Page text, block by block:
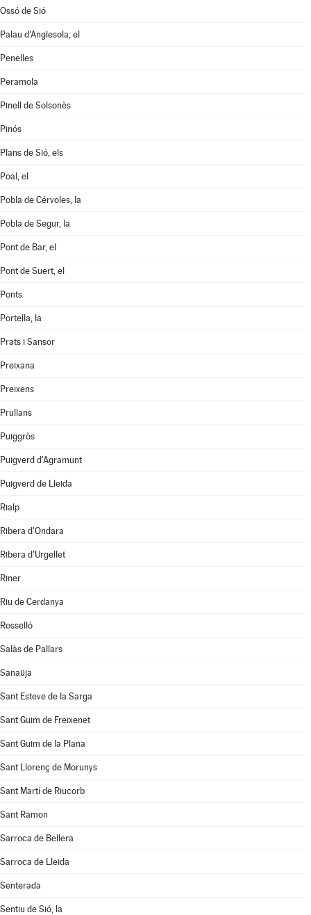
Ossó de Sió
Palau d'Anglesola, el
Penelles
Peramola
Pinell de Solsonès
Pinós
Plans de Sió, els
Poal, el
Pobla de Cérvoles, la
Pobla de Segur, la
Pont de Bar, el
Pont de Suert, el
Ponts
Portella, la
Prats i Sansor
Preixana
Preixens
Prullans
Puiggròs
Puigverd d'Agramunt
Puigverd de Lleida
Rialp
Ribera d'Ondara
Ribera d'Urgellet
Riner
Riu de Cerdanya
Rosselló
Salàs de Pallars
Sanaüja
Sant Esteve de la Sarga
Sant Guim de Freixenet
Sant Guim de la Plana
Sant Llorenç de Morunys
Sant Martí de Riucorb
Sant Ramon
Sarroca de Bellera
Sarroca de Lleida
Senterada
Sentiu de Sió, la